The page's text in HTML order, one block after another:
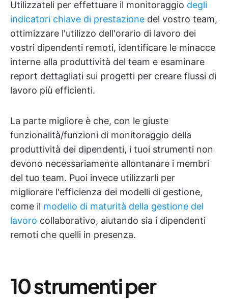
Utilizzateli per effettuare il monitoraggio degli
indicatori chiave di prestazione del vostro team,
ottimizzare l'utilizzo dell'orario di lavoro dei
vostri dipendenti remoti, identificare le minacce
interne alla produttività del team e esaminare
report dettagliati sui progetti per creare flussi di
lavoro più efficienti.
La parte migliore è che, con le giuste
funzionalità/funzioni di monitoraggio della
produttività dei dipendenti, i tuoi strumenti non
devono necessariamente allontanare i membri
del tuo team. Puoi invece utilizzarli per
migliorare l'efficienza dei modelli di gestione,
come il modello di maturità della gestione del
lavoro collaborativo, aiutando sia i dipendenti
remoti che quelli in presenza.
10 strumenti per